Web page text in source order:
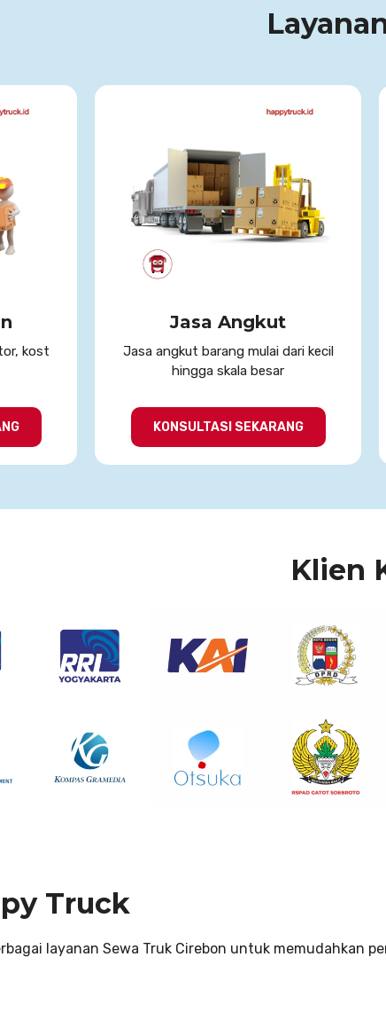
kost
Jasa Angkut
Jasa angkut barang mulai dari kecil
hingga skala besar
KONSULTASI SEKARANG
Klien
Truck
layanan Sewa Truk Cirebon untuk memudahkan